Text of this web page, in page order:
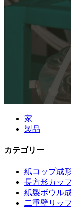
家
製品
カテゴリー
紙コップ成
長方形カッ
紙製ボウル
二重壁リッ